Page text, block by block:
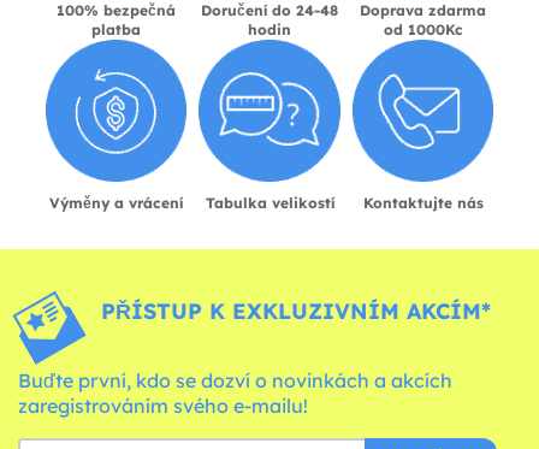
100% bezpečná
platba
Doručení do 24-48
hodin
Doprava zdarma
od 1000Kc
Výměny a vrácení Tabulka velikostí Kontaktujte nás
PŘÍSTUP K EXKLUZIVNÍM AKCÍM*
Buďte první, kdo se dozví o novinkách a akcích
zaregistrováním svého e-mailu!